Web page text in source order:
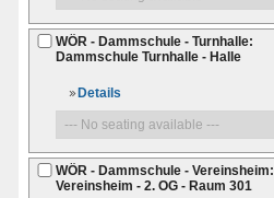
WÖR - Dammschule - Turnhalle:
Dammschule Turnhalle - Halle
Details
WÖR - Dammschule - Vereinsheim:
Vereinsheim - 2. OG - Raum 301